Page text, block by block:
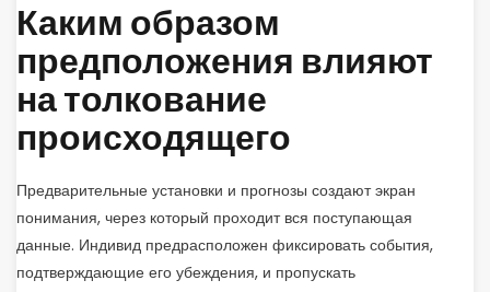
Каким образом
предположения влияют
на толкование
происходящего
Предварительные установки и прогнозы создают экран
понимания, через который проходит вся поступающая
данные. Индивид предрасположен фиксировать события,
подтверждающие его убеждения, и пропускать